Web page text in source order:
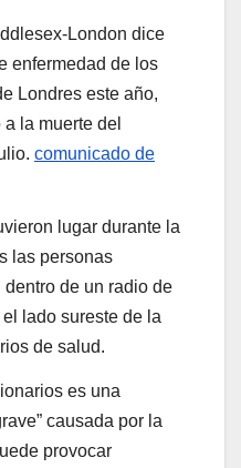
London dice
enfermedad de los
Londres este año,
la muerte del
comunicado de
lugar durante la
las personas
de un radio de
lado sureste de la
de salud.
es una
causada por la
provocar